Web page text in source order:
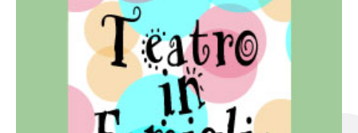
Teatro In Famiglia è una rassegna di teatro concepita
per far condividere e godere del teatro all’intera
famiglia.
Continua